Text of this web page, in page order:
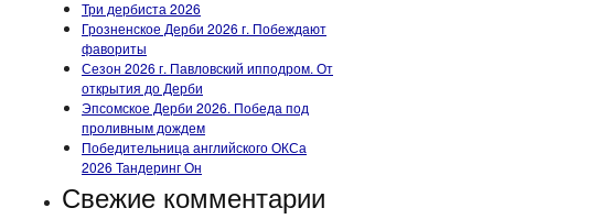
Три дербиста 2026
Грозненское Дерби 2026 г. Побеждают
фавориты
Сезон 2026 г. Павловский ипподром. От
открытия до Дерби
Эпсомское Дерби 2026. Победа под
проливным дождем
Победительница английского ОКСа
2026 Тандеринг Он
Свежие комментарии